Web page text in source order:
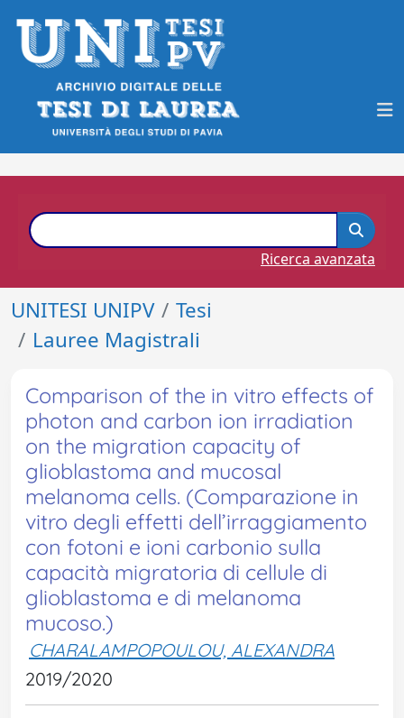
Ricerca avanzata
UNITESI UNIPV
Tesi
Lauree Magistrali
Comparison of the in vitro effects of
photon and carbon ion irradiation
on the migration capacity of
glioblastoma and mucosal
melanoma cells. (Comparazione in
vitro degli effetti dell’irraggiamento
con fotoni e ioni carbonio sulla
capacità migratoria di cellule di
glioblastoma e di melanoma
mucoso.)
CHARALAMPOPOULOU, ALEXANDRA
2019/2020